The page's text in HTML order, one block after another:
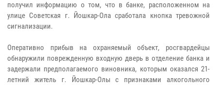
получил информацию о том, что в банке, расположенном на
улице Советская г. Йошкар-Ола сработала кнопка тревожной
сигнализации.
Оперативно прибыв на охраняемый объект, росгвардейцы
обнаружили поврежденную входную дверь в отделение банка и
задержали предполагаемого виновника, которым оказался 21-
летний житель г. Йошкар-Олы с признаками алкогольного